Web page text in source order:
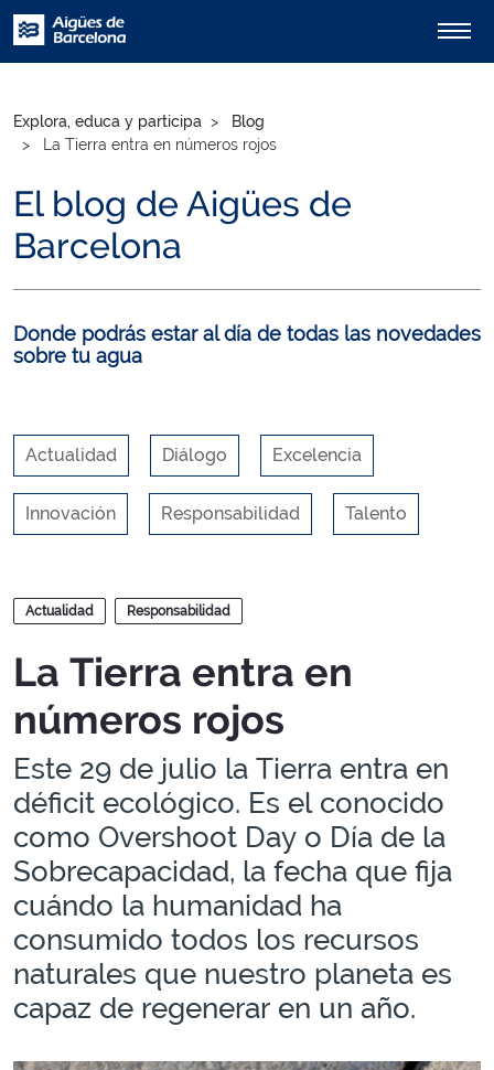
Explora, educa y participa
Blog
La Tierra entra en números rojos
El blog de Aigües de
Barcelona
Donde podrás estar al día de todas las novedades
sobre tu agua
Actualidad Diálogo Excelencia
Innovación Responsabilidad Talento
Blogs
Actualidad Responsabilidad
La Tierra entra en
números rojos
Este 29 de julio la Tierra entra en
déficit ecológico. Es el conocido
como Overshoot Day o Día de la
Sobrecapacidad, la fecha que fija
cuándo la humanidad ha
consumido todos los recursos
naturales que nuestro planeta es
capaz de regenerar en un año.